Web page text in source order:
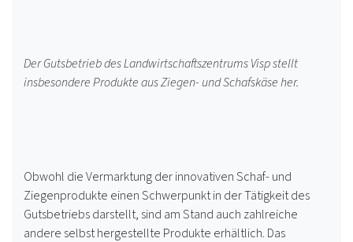
Der Gutsbetrieb des Landwirtschaftszentrums Visp stellt
insbesondere Produkte aus Ziegen- und Schafskäse her.
Obwohl die Vermarktung der innovativen Schaf- und
Ziegenprodukte einen Schwerpunkt in der Tätigkeit des
Gutsbetriebs darstellt, sind am Stand auch zahlreiche
andere selbst hergestellte Produkte erhältlich. Das